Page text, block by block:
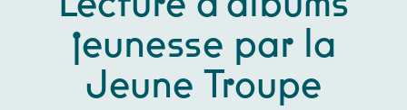
jeunesse par la
Jeune Troupe